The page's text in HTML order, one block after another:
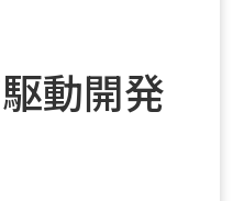
動開発